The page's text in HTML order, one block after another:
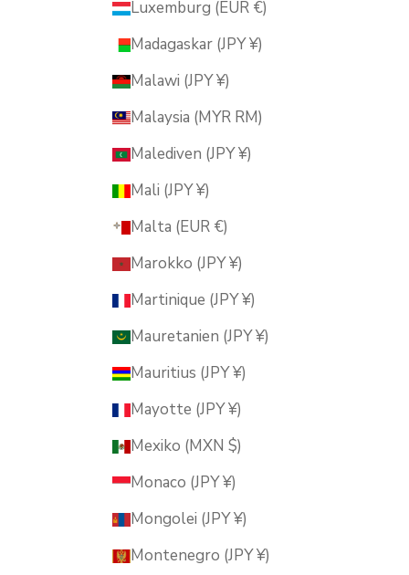
Luxemburg (EUR €)
Madagaskar (JPY ¥)
Malawi (JPY ¥)
Malaysia (MYR RM)
Malediven (JPY ¥)
Mali (JPY ¥)
Malta (EUR €)
Marokko (JPY ¥)
Martinique (JPY ¥)
Mauretanien (JPY ¥)
Mauritius (JPY ¥)
Mayotte (JPY ¥)
Mexiko (MXN $)
Monaco (JPY ¥)
Mongolei (JPY ¥)
Montenegro (JPY ¥)